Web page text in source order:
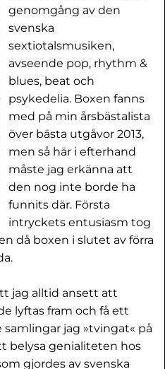
genomgång av den
svenska
sextiotalsmusiken,
avseende pop, rhythm &
blues, beat och
psykedelia. Boxen fanns
med på min årsbästalista
över bästa utgåvor 2013,
men så här i efterhand
måste jag erkänna att
den nog inte borde ha
funnits där. Första
intryckets entusiasm tog
då boxen i slutet av förra
jag alltid ansett att
lyftas fram och få ett
jag »tvingat« på
belysa genialiteten hos
gjordes av svenska